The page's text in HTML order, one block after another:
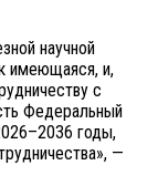
научной
имеющаяся, и,
с
Федеральный
годы,
—